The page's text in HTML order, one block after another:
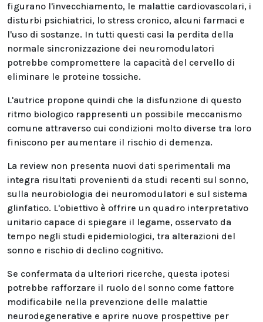
figurano l'invecchiamento, le malattie cardiovascolari, i
disturbi psichiatrici, lo stress cronico, alcuni farmaci e
l'uso di sostanze. In tutti questi casi la perdita della
normale sincronizzazione dei neuromodulatori
potrebbe compromettere la capacità del cervello di
eliminare le proteine tossiche.
L'autrice propone quindi che la disfunzione di questo
ritmo biologico rappresenti un possibile meccanismo
comune attraverso cui condizioni molto diverse tra loro
finiscono per aumentare il rischio di demenza.
La review non presenta nuovi dati sperimentali ma
integra risultati provenienti da studi recenti sul sonno,
sulla neurobiologia dei neuromodulatori e sul sistema
glinfatico. L'obiettivo è offrire un quadro interpretativo
unitario capace di spiegare il legame, osservato da
tempo negli studi epidemiologici, tra alterazioni del
sonno e rischio di declino cognitivo.
Se confermata da ulteriori ricerche, questa ipotesi
potrebbe rafforzare il ruolo del sonno come fattore
modificabile nella prevenzione delle malattie
neurodegenerative e aprire nuove prospettive per